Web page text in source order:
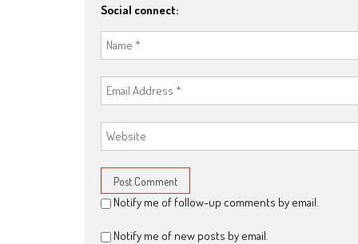
Social connect:
Notify me of follow-up comments by email.
Notify me of new posts by email.